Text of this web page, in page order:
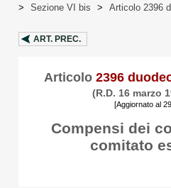
>
Sezione VI bis > Articolo 2396
ART. PREC.
Articolo 2396
(R.D. 16 marzo
[Aggiornato al
Compensi dei
comitato